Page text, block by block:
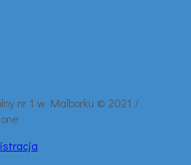
nr 1 w Malborku © 2021 /